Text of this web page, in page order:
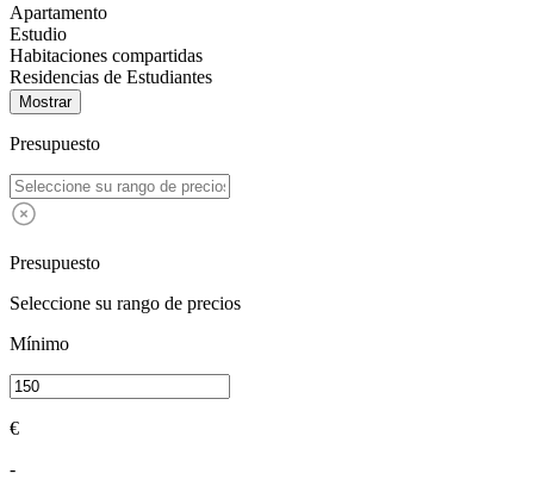
Apartamento
Estudio
Habitaciones compartidas
Residencias de Estudiantes
Mostrar
Presupuesto
Presupuesto
Seleccione su rango de precios
Mínimo
€
-